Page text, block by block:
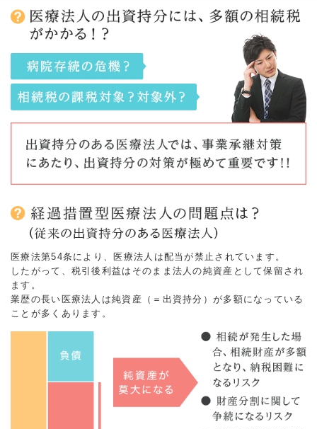
医療法第54条により、医療法人は配当が禁止されています。
したがって、税引後利益はそのまま法人の純資産として保留され
ます。
業歴の長い医療法人は純資産（＝出資持分）が多額になっている
ことが多くあります。